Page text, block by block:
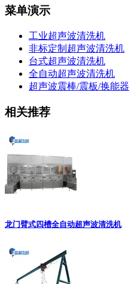
菜单演示
工业超声波清洗机
非标定制超声波清洗机
台式超声波清洗机
全自动超声波清洗机
超声波震棒/震板/换能器
相关推荐
龙门臂式四槽全自动超声波清洗机